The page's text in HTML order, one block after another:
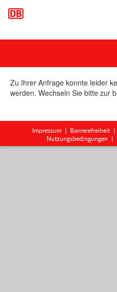
Zu Ihrer Anfrage konnte leider
werden. Wechseln Sie bitte zur
Impressum Barrierefreiheit
Nutzungsbedingungen